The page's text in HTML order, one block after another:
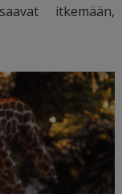
itkemään,